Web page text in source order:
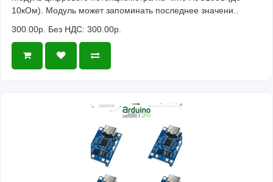
10кОм). Модуль может запоминать последнее значени..
300.00р. Без НДС: 300.00р.